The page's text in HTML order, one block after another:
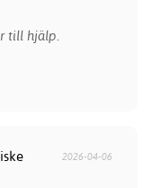
till hjälp.
2026-04-06